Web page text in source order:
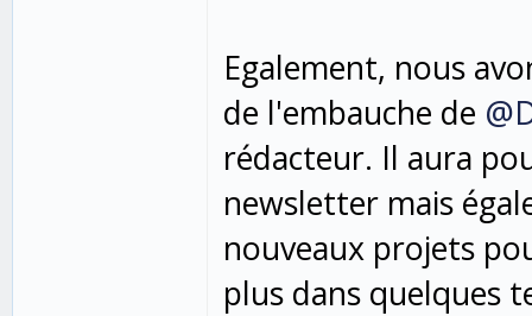
Egalement, nous
de l'embauche de
rédacteur. Il aura
newsletter mais
nouveaux projets
plus dans quelques